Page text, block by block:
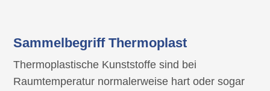
Sammelbegriff Thermoplast
Thermoplastische Kunststoffe sind bei
Raumtemperatur normalerweise hart oder sogar